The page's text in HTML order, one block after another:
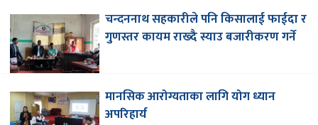
चन्दननाथ सहकारीले पनि किसालाई फाईदा र
गुणस्तर कायम राख्दै स्याउ बजारीकरण गर्ने
मानसिक आरोग्यताका लागि योग ध्यान
अपरिहार्य